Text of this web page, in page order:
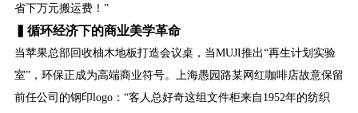
省下万元搬运费！”
▍循环经济下的商业美学革命
当苹果总部回收柚木地板打造会议桌，当MUJI推出“再生计划实验
室”，环保正成为高端商业符号。上海愚园路某网红咖啡店故意保留
前任公司的钢印logo：“客人总好奇这组文件柜来自1952年的纺织